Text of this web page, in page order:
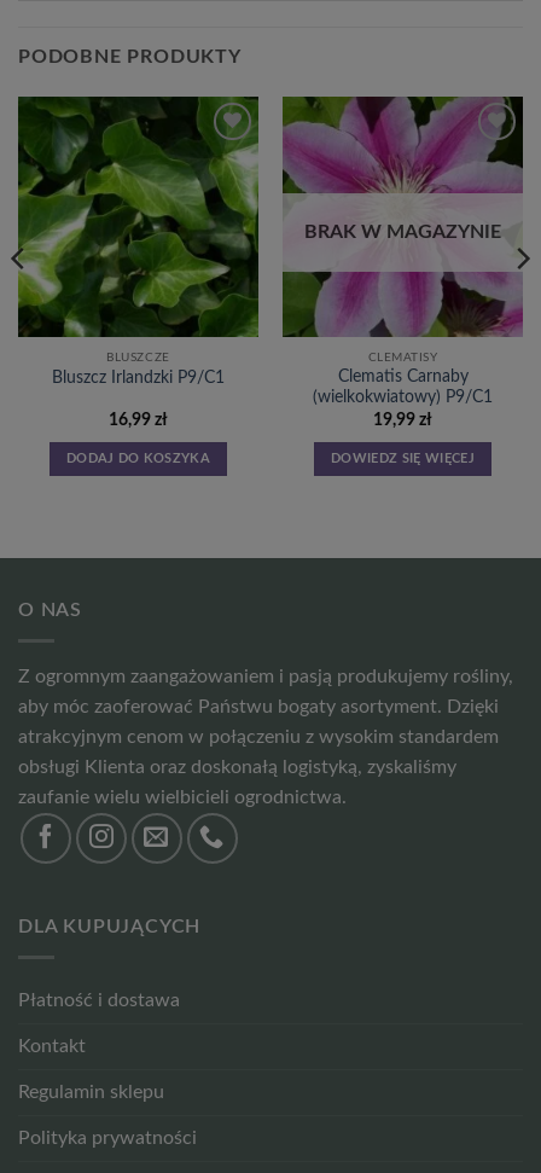
PODOBNE PRODUKTY
Dodaj
do
listy
życzeń
BLUSZCZE
Bluszcz Irlandzki P9/C1
16,99 zł
DODAJ DO KOSZYKA
Dodaj
listy
BRAK W MAGAZYNIE
CLEMATISY
Clematis Carnaby
(wielkokwiatowy) P9/C1
19,99 zł
DOWIEDZ SIĘ WIĘCEJ
O NAS
Z ogromnym zaangażowaniem i pasją produkujemy rośliny,
aby móc zaoferować Państwu bogaty asortyment. Dzięki
atrakcyjnym cenom w połączeniu z wysokim standardem
obsługi Klienta oraz doskonałą logistyką, zyskaliśmy
zaufanie wielu wielbicieli ogrodnictwa.
DLA KUPUJĄCYCH
Płatność i dostawa
Kontakt
Regulamin sklepu
Polityka prywatności